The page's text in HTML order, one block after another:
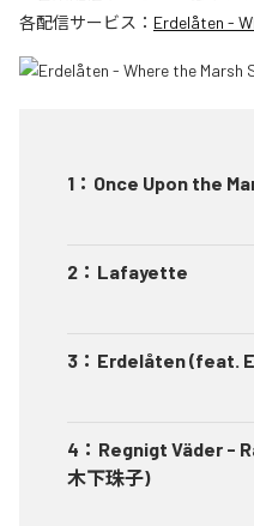
各配信サービス： Erdelåten -
1 ： Once Upon the
2 ： Lafayette
3 ： Erdelåten (feat.
4 ： Regnigt Väder -
木下珠子)